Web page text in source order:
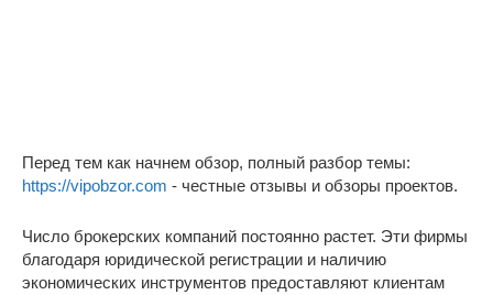
Перед тем как начнем обзор, полный разбор темы:
https://vipobzor.com - честные отзывы и обзоры проектов.
Число брокерских компаний постоянно растет. Эти фирмы
благодаря юридической регистрации и наличию
экономических инструментов предоставляют клиентам